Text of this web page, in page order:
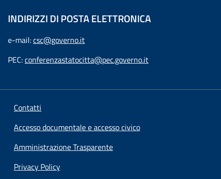
INDIRIZZI DI POSTA ELETTRONICA
e-mail:csc@governo.it
PEC:conferenzastatocitta@pec.governo.it
Contatti
Accesso documentale e accesso civico
Amministrazione Trasparente
Privacy Policy